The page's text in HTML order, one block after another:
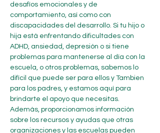
desafíos emocionales y de
comportamiento, así como con
discapacidades del desarrollo. Si tu hijo o
hija está enfrentando dificultades con
ADHD, ansiedad, depresión o si tiene
problemas para mantenerse al día con la
escuela, o otros problemas, sabemos lo
difícil que puede ser para ellos y Tambien
para los padres, y estamos aquí para
brindarte el apoyo que necesitas.
Además, proporcionamos información
sobre los recursos y ayudas que otras
organizaciones y las escuelas pueden